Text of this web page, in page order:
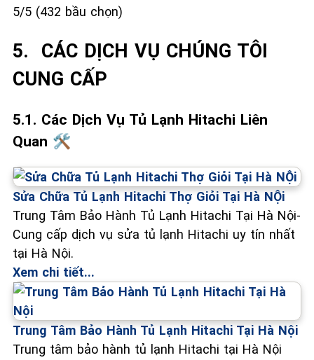
5/5 (432 bầu chọn)
5. ️ CÁC DỊCH VỤ CHÚNG TÔI
CUNG CẤP
5.1. Các Dịch Vụ Tủ Lạnh Hitachi Liên
Quan 🛠️
Sửa Chữa Tủ Lạnh Hitachi Thợ Giỏi Tại Hà NỘi
Trung Tâm Bảo Hành Tủ Lạnh Hitachi Tại Hà Nội-
Cung cấp dịch vụ sửa tủ lạnh Hitachi uy tín nhất
tại Hà Nội.
Xem chi tiết...
Trung Tâm Bảo Hành Tủ Lạnh Hitachi Tại Hà Nội
Trung tâm bảo hành tủ lạnh Hitachi tại Hà Nội